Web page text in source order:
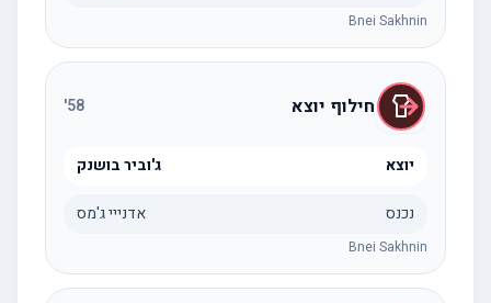
Bnei Sakhnin
חילוף יוצא 58
'
יוצא ג'וביר בושנק
נכנס אדנייי ג'מס
Bnei Sakhnin